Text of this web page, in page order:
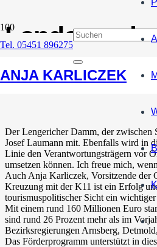
Tel. 05451 896275
ANJA KARLICZEK
für den
Der Lengericher Damm, der zwischen
Josef Laumann mit. Ebenfalls wird in
Linie den Verantwortungsträgern vor
umsetzen können. Ich freue mich,
Auch Anja Karliczek, Vorsitzende der
Kreuzung mit der K11 ist ein Erfolg
tourismuspolitischer Sicht ein
Mit einem rund 160 Millionen Euro
sind rund 26 Prozent mehr als im
Bezirksregierungen Arnsberg,
Das Förderprogramm unterstützt in